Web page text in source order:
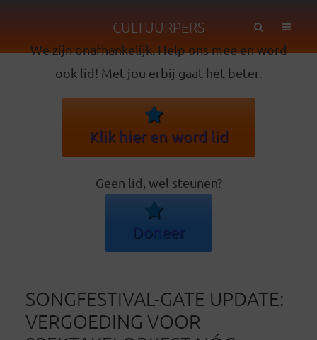
CULTUURPERS
We zijn onafhankelijk. Help ons mee en word
ook lid! Met jou erbij gaat het beter.
Klik hier en word lid
Geen lid, wel steunen?
Doneer
SONGFESTIVAL-GATE UPDATE:
VERGOEDING VOOR